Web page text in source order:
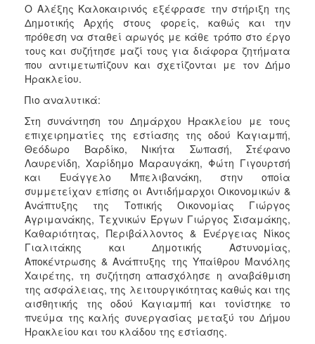
ΠΟΛΙΤΙΣΜΟΣ
ΑΝΘΕΚΤΙΚΗ
ΠΟΛΗ
Ο Αλέξης Καλοκαιρινός εξέφρασε την στήριξη της
Δημοτικής Αρχής στους φορείς, καθώς και την
πρόθεση να σταθεί αρωγός με κάθε τρόπο στο έργο
τους και συζήτησε μαζί τους για διάφορα ζητήματα
που αντιμετωπίζουν και σχετίζονται με τον Δήμο
Ηρακλείου.
Πιο αναλυτικά:
Στη συνάντηση του Δημάρχου Ηρακλείου με τους
επιχειρηματίες της εστίασης της οδού Καγιαμπή,
Θεόδωρο Βαρδίκο, Νικήτα Σωπασή, Στέφανο
Λαυρενίδη, Χαρίδημο Μαραυγάκη, Φώτη Γιγουρτσή
και Ευάγγελο Μπελιβανάκη, στην οποία
συμμετείχαν επίσης οι Αντιδήμαρχοι Οικονομικών &
Ανάπτυξης της Τοπικής Οικονομίας Γιώργος
Αγριμανάκης, Τεχνικών Έργων Γιώργος Σισαμάκης,
Καθαριότητας, Περιβάλλοντος & Ενέργειας Νίκος
Γιαλιτάκης και Δημοτικής Αστυνομίας,
Αποκέντρωσης & Ανάπτυξης της Υπαίθρου Μανόλης
Χαιρέτης, τη συζήτηση απασχόλησε η αναβάθμιση
της ασφάλειας, της λειτουργικότητας καθώς και της
αισθητικής της οδού Καγιαμπή και τονίστηκε το
πνεύμα της καλής συνεργασίας μεταξύ του Δήμου
Ηρακλείου και του κλάδου της εστίασης.